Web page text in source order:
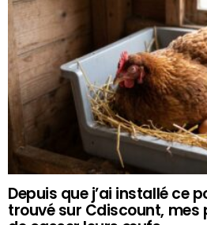
Depuis que j’ai installé ce
trouvé sur Cdiscount, mes